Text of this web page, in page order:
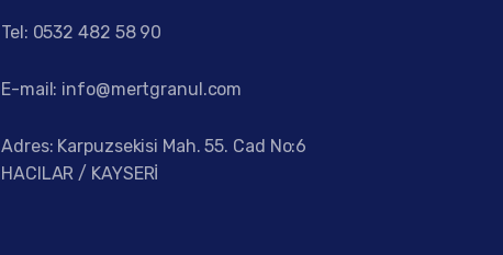
Tel: 0532 482 58 90
E-mail: info@mertgranul.com
Adres: Karpuzsekisi Mah. 55. Cad No:6
HACILAR / KAYSERİ